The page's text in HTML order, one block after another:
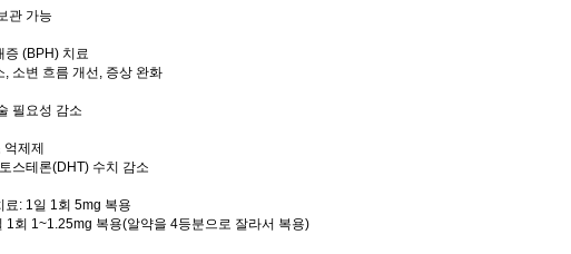
관 가능
증 (BPH) 치료
, 소변 흐름 개선, 증상 완화
필요성 감소
제제
스테론(DHT) 수치 감소
료: 1일 1회 5mg 복용
1회 1~1.25mg 복용(알약을 4등분으로 잘라서 복용)